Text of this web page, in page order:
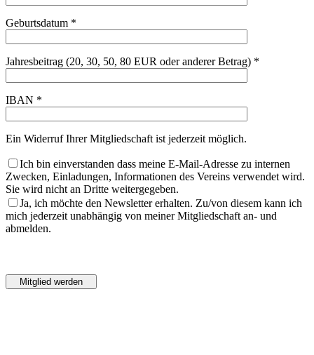
Geburtsdatum *
Jahresbeitrag (20, 30, 50, 80 EUR oder anderer Betrag) *
IBAN *
Ein Widerruf Ihrer Mitgliedschaft ist jederzeit möglich.
Ich bin einverstanden dass meine E-Mail-Adresse zu internen
Zwecken, Einladungen, Informationen des Vereins verwendet wird.
Sie wird nicht an Dritte weitergegeben.
Ja, ich möchte den Newsletter erhalten. Zu/von diesem kann ich
mich jederzeit unabhängig von meiner Mitgliedschaft an- und
abmelden.
dieses
Feld
lasse
dieses